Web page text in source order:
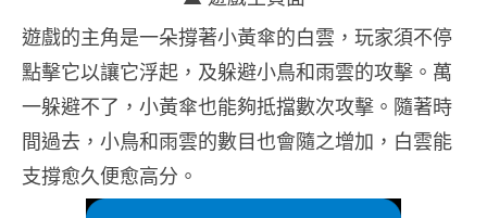
遊戲的主角是一朵撐著小黃傘的白雲，玩家須不停
點擊它以讓它浮起，及躲避小鳥和雨雲的攻擊。萬
一躲避不了，小黃傘也能夠抵擋數次攻擊。隨著時
間過去，小鳥和雨雲的數目也會隨之增加，白雲能
支撐愈久便愈高分。